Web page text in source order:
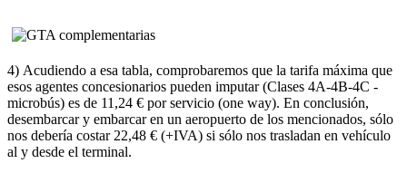
4) Acudiendo a esa tabla, comprobaremos que la tarifa máxima que
esos agentes concesionarios pueden imputar (Clases 4A-4B-4C -
microbús) es de 11,24 € por servicio (one way). En conclusión,
desembarcar y embarcar en un aeropuerto de los mencionados, sólo
nos debería costar 22,48 € (+IVA) si sólo nos trasladan en vehículo
al y desde el terminal.